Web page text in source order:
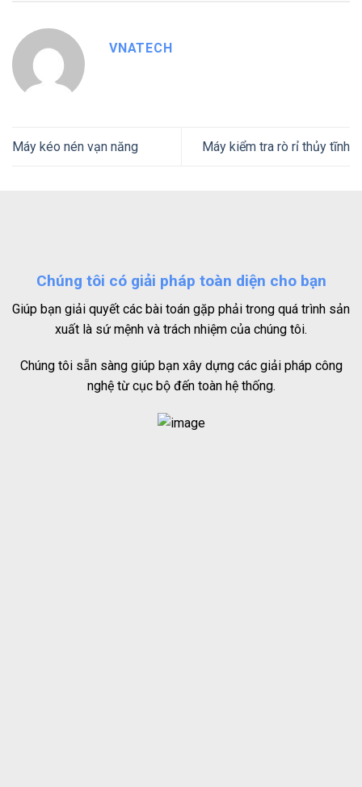
VNATECH
Máy kéo nén vạn năng Máy kiểm tra rò rỉ thủy tĩnh
Chúng tôi có giải pháp toàn diện cho bạn
Giúp bạn giải quyết các bài toán gặp phải trong quá trình sản
xuất là sứ mệnh và trách nhiệm của chúng tôi.
Chúng tôi sẵn sàng giúp bạn xây dựng các giải pháp công
nghệ từ cục bộ đến toàn hệ thống.